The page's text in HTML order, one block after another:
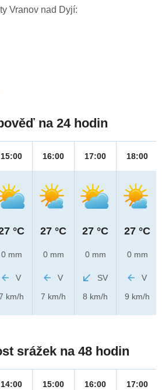
Vranov nad Dyjí:
na 24 hodin
15:00
°C
0 mm
V
km/h
16:00
27 °C
0 mm
V
7 km/h
17:00
27 °C
0 mm
SV
8 km/h
18:00
27 °C
0 mm
V
9 km/h
srážek na 48 hodin
14:00
15:00
16:00
17:00